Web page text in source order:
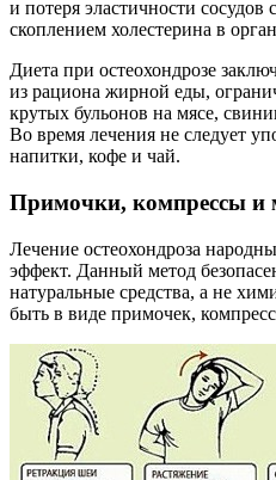
и потеря эластичности
скоплением холестерина в
Диета при остеохондрозе
из рациона жирной еды,
крутых бульонов на мясе,
Во время лечения не следует
напитки, кофе и чай.
Примочки, компрессы и
Лечение остеохондроза
эффект. Данный метод
натуральные средства, а не
быть в виде примочек,